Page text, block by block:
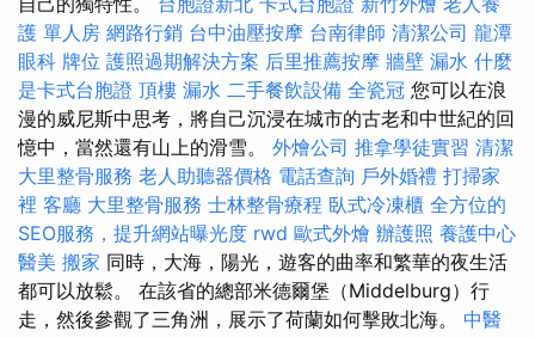
護 單人房 網路行銷 台中油壓按摩 台南律師 清潔公司 龍潭
眼科 牌位 護照過期解決方案 后里推薦按摩 牆壁 漏水 什麼
是卡式台胞證 頂樓 漏水 二手餐飲設備 全瓷冠 您可以在浪
漫的威尼斯中思考，將自己沉浸在城市的古老和中世紀的回
憶中，當然還有山上的滑雪。 外燴公司 推拿學徒實習 清潔
大里整骨服務 老人助聽器價格 電話查詢 戶外婚禮 打掃家
裡 客廳 大里整骨服務 士林整骨療程 臥式冷凍櫃 全方位的
SEO服務，提升網站曝光度 rwd 歐式外燴 辦護照 養護中心
醫美 搬家 同時，大海，陽光，遊客的曲率和繁華的夜生活
都可以放鬆。 在該省的總部米德爾堡（Middelburg）行
走，然後參觀了三角洲，展示了荷蘭如何擊敗北海。 中醫